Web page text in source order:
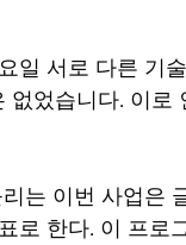
일 서로 다른 기
었습니다. 이로
는 이번 사업은
로 한다. 이 프로